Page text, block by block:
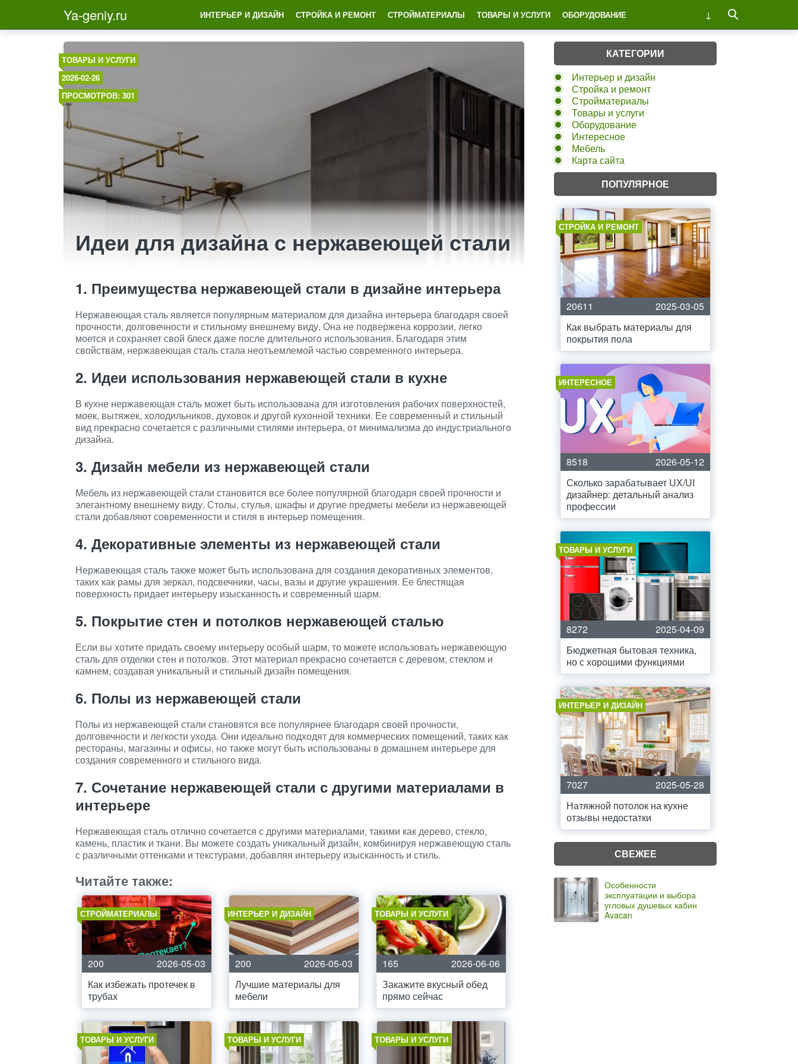
Ya-geniy.ru ИНТЕРЬЕР И ДИЗАЙН СТРОЙКА И РЕМОНТ СТРОЙМАТЕРИАЛЫ ТОВАРЫ И УСЛУГИ ОБОРУДОВАНИЕ
ТОВАРЫ И УСЛУГИ
2026-02-26
ПРОСМОТРОВ: 301
Идеи для дизайна с нержавеющей стали
1. Преимущества нержавеющей стали в дизайне интерьера
Нержавеющая сталь является популярным материалом для дизайна интерьера благодаря своей
прочности, долговечности и стильному внешнему виду. Она не подвержена коррозии, легко
моется и сохраняет свой блеск даже после длительного использования. Благодаря этим
свойствам, нержавеющая сталь стала неотъемлемой частью современного интерьера.
2. Идеи использования нержавеющей стали в кухне
В кухне нержавеющая сталь может быть использована для изготовления рабочих поверхностей,
моек, вытяжек, холодильников, духовок и другой кухонной техники. Ее современный и стильный
вид прекрасно сочетается с различными стилями интерьера, от минимализма до индустриального
дизайна.
3. Дизайн мебели из нержавеющей стали
Мебель из нержавеющей стали становится все более популярной благодаря своей прочности и
элегантному внешнему виду. Столы, стулья, шкафы и другие предметы мебели из нержавеющей
стали добавляют современности и стиля в интерьер помещения.
4. Декоративные элементы из нержавеющей стали
Нержавеющая сталь также может быть использована для создания декоративных элементов,
таких как рамы для зеркал, подсвечники, часы, вазы и другие украшения. Ее блестящая
поверхность придает интерьеру изысканность и современный шарм.
5. Покрытие стен и потолков нержавеющей сталью
Если вы хотите придать своему интерьеру особый шарм, то можете использовать нержавеющую
сталь для отделки стен и потолков. Этот материал прекрасно сочетается с деревом, стеклом и
камнем, создавая уникальный и стильный дизайн помещения.
6. Полы из нержавеющей стали
Полы из нержавеющей стали становятся все популярнее благодаря своей прочности,
долговечности и легкости ухода. Они идеально подходят для коммерческих помещений, таких как
рестораны, магазины и офисы, но также могут быть использованы в домашнем интерьере для
создания современного и стильного вида.
7. Сочетание нержавеющей стали с другими материалами в
интерьере
Нержавеющая сталь отлично сочетается с другими материалами, такими как дерево, стекло,
камень, пластик и ткани. Вы можете создать уникальный дизайн, комбинируя нержавеющую сталь
с различными оттенками и текстурами, добавляя интерьеру изысканность и стиль.
Читайте также:
СТРОЙМАТЕРИАЛЫ
200
2026-05-03
Как избежать протечек в
трубах
ИНТЕРЬЕР И ДИЗАЙН
200
2026-05-03
Лучшие материалы для
мебели
ТОВАРЫ И УСЛУГИ
165
2026-06-06
Закажите вкусный обед
прямо сейчас
ТОВАРЫ И УСЛУГИ ТОВАРЫ И УСЛУГИ ТОВАРЫ И УСЛУГИ
КАТЕГОРИИ
Интерьер и дизайн
Стройка и ремонт
Стройматериалы
Товары и услуги
Оборудование
Интересное
Мебель
Карта сайта
ПОПУЛЯРНОЕ
СТРОЙКА И РЕМОНТ
20611
2025-03-05
Как выбрать материалы для
покрытия пола
ИНТЕРЕСНОЕ
8518
2026-05-12
Сколько зарабатывает UX/UI
дизайнер: детальный анализ
профессии
ТОВАРЫ И УСЛУГИ
8272
2025-04-09
Бюджетная бытовая техника,
но с хорошими функциями
ИНТЕРЬЕР И ДИЗАЙН
7027
2025-05-28
Натяжной потолок на кухне
отзывы недостатки
СВЕЖЕЕ
Особенности
эксплуатации и выбора
угловых душевых кабин
Avacan